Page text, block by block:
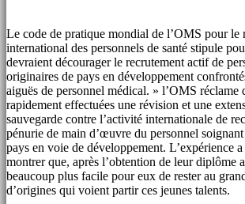
Le code de pratique mondial de l’OMS pour le
international des personnels de santé stipule
devraient décourager le recrutement actif de
originaires de pays en développement
aiguës de personnel médical. » l’OMS réclame
rapidement effectuées une révision et une
sauvegarde contre l’activité internationale de
pénurie de main d’œuvre du personnel
pays en voie de développement. L’expérience
montrer que, après l’obtention de leur diplôme
beaucoup plus facile pour eux de rester au
d’origines qui voient partir ces jeunes talents.